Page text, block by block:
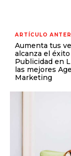
ARTÍCULO
Aumenta tus
alcanza el
Publicidad en
las mejores
Marketing